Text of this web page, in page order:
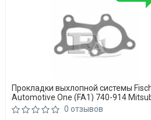
Прокладки выхлопной системы
Automotive One (FA1) 740-914
L300
0 отзывов